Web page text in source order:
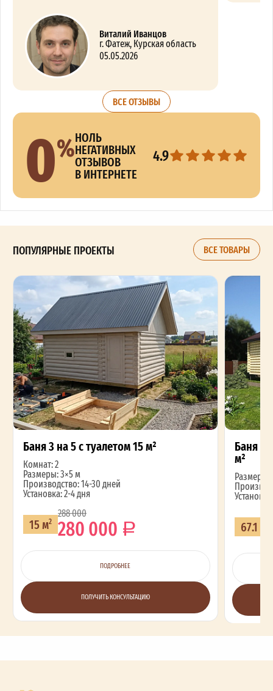
Виталий Иванцов
г. Фатеж, Курская область
05.05.2026
ВСЕ ОТЗЫВЫ
0%НОЛЬ
НЕГАТИВНЫХ
ОТЗЫВОВ
В ИНТЕРНЕТЕ
4.9
ПОПУЛЯРНЫЕ ПРОЕКТЫ ВСЕ ТОВАРЫ
Баня 3 на 5 с туалетом 15 м²
Комнат: 2
Размеры: 3×5 м
Производство: 14-30 дней
Установка: 2-4 дня
15 м2
288 000
280 000
ПОДРОБНЕЕ
ПОЛУЧИТЬ КОНСУЛЬТАЦИЮ
Баня
м²
Размеры:
67.1 м